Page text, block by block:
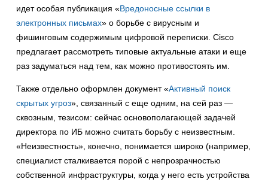
идет особая публикация «Вредоносные ссылки в
электронных письмах» о борьбе с вирусным и
фишинговым содержимым цифровой переписки. Cisco
предлагает рассмотреть типовые актуальные атаки и еще
раз задуматься над тем, как можно противостоять им.
Также отдельно оформлен документ «Активный поиск
скрытых угроз», связанный с еще одним, на сей раз —
сквозным, тезисом: сейчас основополагающей задачей
директора по ИБ можно считать борьбу с неизвестным.
«Неизвестность», конечно, понимается широко (например,
специалист сталкивается порой с непрозрачностью
собственной инфраструктуры, когда у него есть устройства